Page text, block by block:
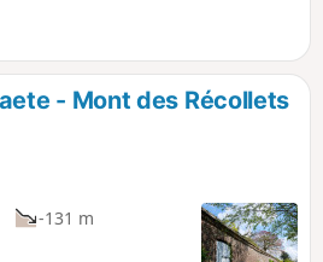
l'Yser. La plupart des
sont goudronnés mais on y
- Mont des Récollets
-131 m